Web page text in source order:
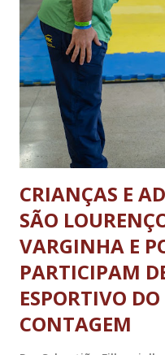
término dos horários
encontrarem em operação
para os ônibus que viajam
carretas e caminhões
aos ônibus que realizam o
CRIANÇAS E
SÃO
VARGINHA E
PARTICIPAM
ESPORTIVO DO
CONTAGEM